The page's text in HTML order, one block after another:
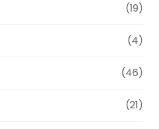
(19)
(4)
(46)
(21)